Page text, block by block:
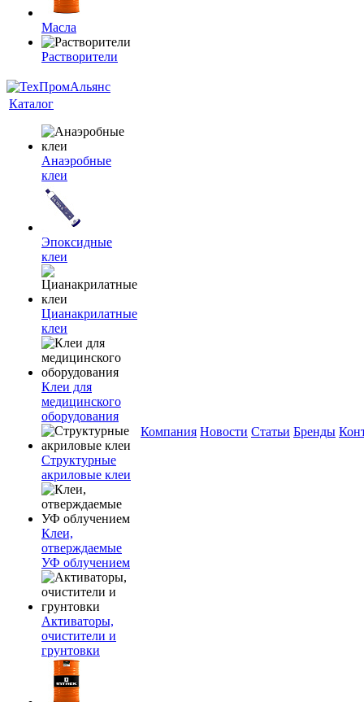
Масла
Растворители
Каталог
Анаэробные
клеи
Эпоксидные
клеи
Цианакрилатные
клеи
Клеи для
медицинского
оборудования
Структурные
акриловые клеи
Клеи,
отверждаемые
УФ облучением
Активаторы,
очистители и
грунтовки
Компания Новости Статьи Бренды